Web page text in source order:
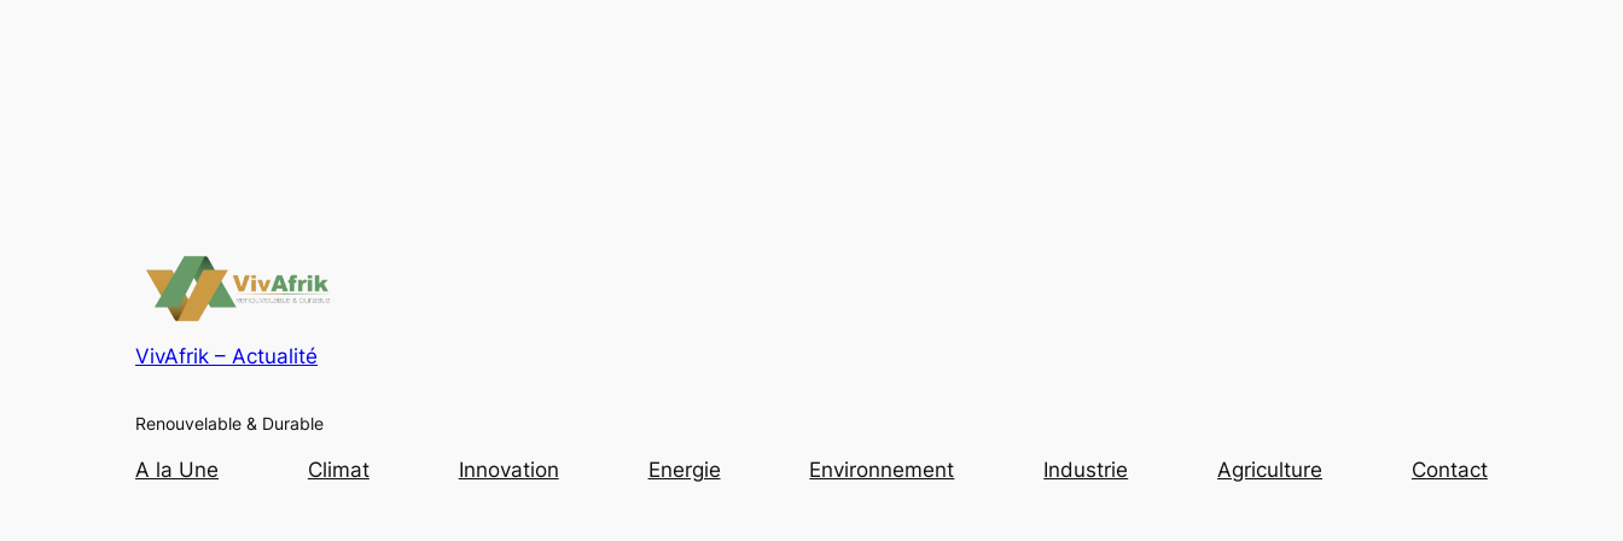
VivAfrik – Actualité
Renouvelable & Durable
A la Une Climat Innovation Energie Environnement Industrie Agriculture Contact